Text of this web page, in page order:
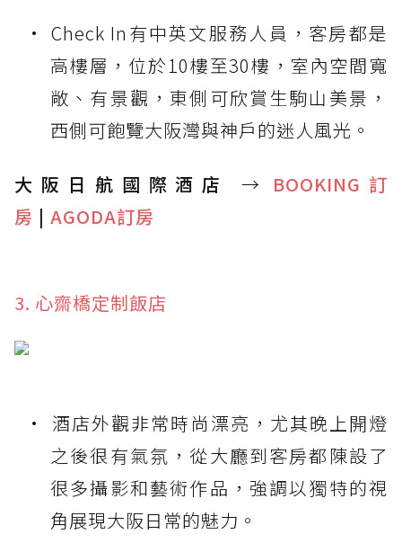
Check In有中英文服務人員，客房都是
高樓層，位於10樓至30樓，室內空間寬
敞、有景觀，東側可欣賞生駒山美景，
西側可飽覽大阪灣與神戶的迷人風光。
大阪日航國際酒店 → BOOKING訂
房 | AGODA訂房
3. 心齋橋定制飯店
酒店外觀非常時尚漂亮，尤其晚上開燈
之後很有氣氛，從大廳到客房都陳設了
很多攝影和藝術作品，強調以獨特的視
角展現大阪日常的魅力。